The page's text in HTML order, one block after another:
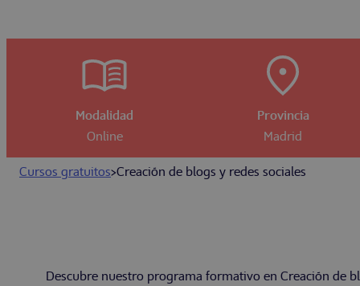
Modalidad
Online
Provincia
Madrid
Cursos gratuitos>Creación de blogs y redes sociales
Descubre nuestro programa formativo en Creación de